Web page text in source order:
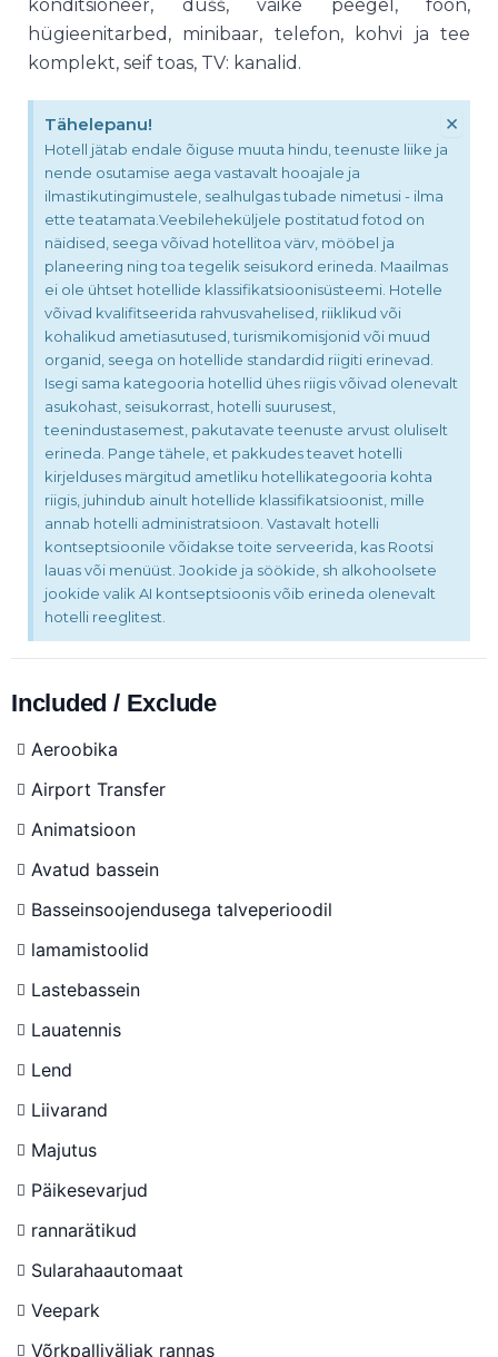
konditsioneer, dušš, väike peegel, föön,
hügieenitarbed, minibaar, telefon, kohvi ja tee
komplekt, seif toas, TV: kanalid.
Tähelepanu!
Hotell jätab endale õiguse muuta hindu, teenuste liike ja
nende osutamise aega vastavalt hooajale ja
ilmastikutingimustele, sealhulgas tubade nimetusi - ilma
ette teatamata.Veebileheküljele postitatud fotod on
näidised, seega võivad hotellitoa värv, mööbel ja
planeering ning toa tegelik seisukord erineda. Maailmas
ei ole ühtset hotellide klassifikatsioonisüsteemi. Hotelle
võivad kvalifitseerida rahvusvahelised, riiklikud või
kohalikud ametiasutused, turismikomisjonid või muud
organid, seega on hotellide standardid riigiti erinevad.
Isegi sama kategooria hotellid ühes riigis võivad olenevalt
asukohast, seisukorrast, hotelli suurusest,
teenindustasemest, pakutavate teenuste arvust oluliselt
erineda. Pange tähele, et pakkudes teavet hotelli
kirjelduses märgitud ametliku hotellikategooria kohta
riigis, juhindub ainult hotellide klassifikatsioonist, mille
annab hotelli administratsioon. Vastavalt hotelli
kontseptsioonile võidakse toite serveerida, kas Rootsi
lauas või menüüst. Jookide ja söökide, sh alkohoolsete
jookide valik AI kontseptsioonis võib erineda olenevalt
hotelli reeglitest.
×
Included / Exclude
Aeroobika
Airport Transfer
Animatsioon
Avatud bassein
Basseinsoojendusega talveperioodil
lamamistoolid
Lastebassein
Lauatennis
Lend
Liivarand
Majutus
Päikesevarjud
rannarätikud
Sularahaautomaat
Veepark
Võrkpalliväljak rannas